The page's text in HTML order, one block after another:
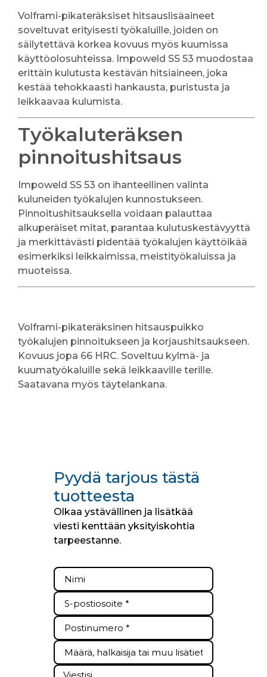
Volframi-pikateräksiset hitsauslisäaineet
soveltuvat erityisesti työkaluille, joiden on
säilytettävä korkea kovuus myös kuumissa
käyttöolosuhteissa. Impoweld SS 53 muodostaa
erittäin kulutusta kestävän hitsiaineen, joka
kestää tehokkaasti hankausta, puristusta ja
leikkaavaa kulumista.
Työkaluteräksen
pinnoitushitsaus
Impoweld SS 53 on ihanteellinen valinta
kuluneiden työkalujen kunnostukseen.
Pinnoitushitsauksella voidaan palauttaa
alkuperäiset mitat, parantaa kulutuskestävyyttä
ja merkittävästi pidentää työkalujen käyttöikää
esimerkiksi leikkaimissa, meistityökaluissa ja
muoteissa.
Volframi-pikateräksinen hitsauspuikko
työkalujen pinnoitukseen ja korjaushitsaukseen.
Kovuus jopa 66 HRC. Soveltuu kylmä- ja
kuumatyökaluille sekä leikkaaville terille.
Saatavana myös täytelankana.
Pyydä tarjous tästä
tuotteesta
Olkaa ystävällinen ja lisätkää
viesti kenttään yksityiskohtia
tarpeestanne.